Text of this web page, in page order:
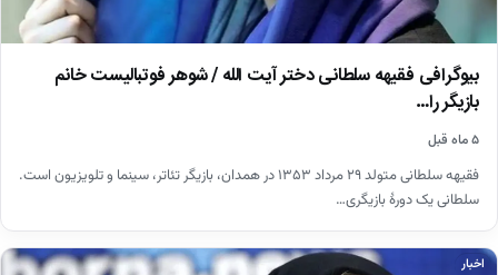
بیوگرافی فقیهه سلطانی دختر آیت الله / شوهر فوتبالیست خانم
بازیگر را…
۵ ماه قبل
فقیهه سلطانی متولد ۲۹ مرداد ۱۳۵۳ در همدان، بازیگر تئاتر، سینما و تلویزیون است.
سلطانی یک دورهٔ بازیگری…
اخبار